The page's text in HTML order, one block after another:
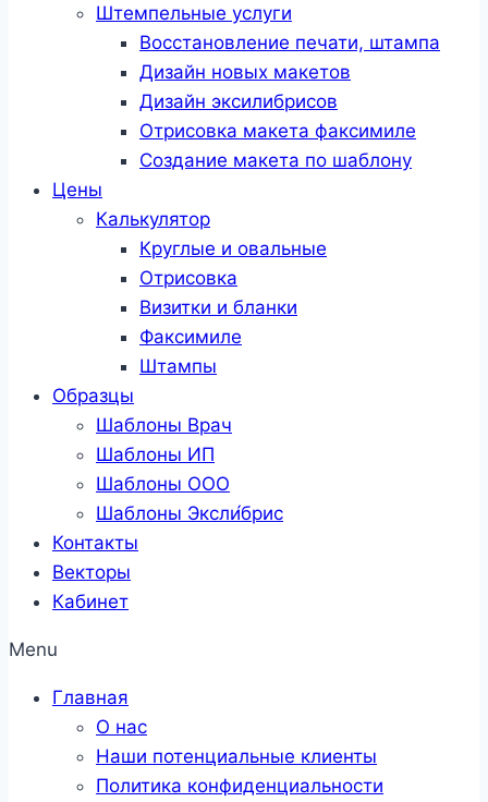
Штемпельные услуги
Восстановление печати, штампа
Дизайн новых макетов
Дизайн эксилибрисов
Отрисовка макета факсимиле
Создание макета по шаблону
Цены
Калькулятор
Круглые и овальные
Отрисовка
Визитки и бланки
Факсимиле
Штампы
Образцы
Шаблоны Врач
Шаблоны ИП
Шаблоны ООО
Шаблоны Эксли́брис
Контакты
Векторы
Кабинет
Menu
Главная
О нас
Наши потенциальные клиенты
Политика конфиденциальности